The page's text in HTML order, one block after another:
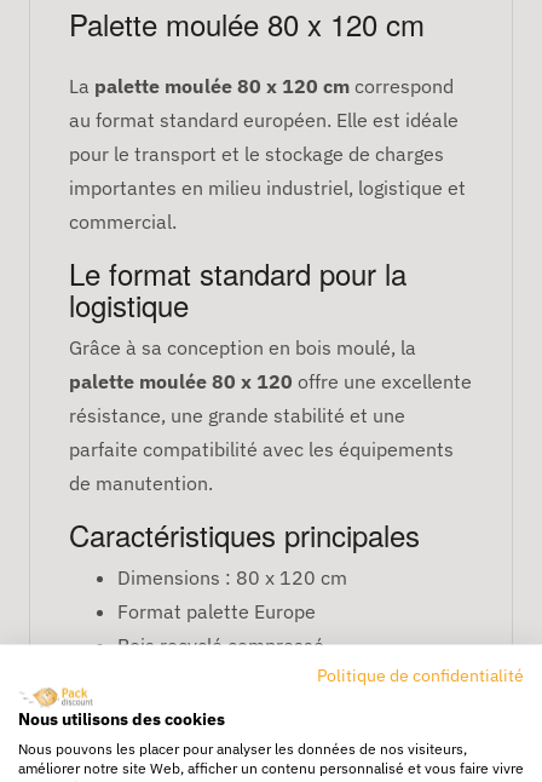
Palette moulée 80 x 120 cm
La palette moulée 80 x 120 cm correspond
au format standard européen. Elle est idéale
pour le transport et le stockage de charges
importantes en milieu industriel, logistique et
commercial.
Le format standard pour la
logistique
Grâce à sa conception en bois moulé, la
palette moulée 80 x 120 offre une excellente
résistance, une grande stabilité et une
parfaite compatibilité avec les équipements
de manutention.
Caractéristiques principales
Dimensions : 80 x 120 cm
Format palette Europe
Bois recyclé compressé
Conforme export NIMP15
FAQ – Palette moulée 80 x 120
cm
Politique de confidentialité
Nous utilisons des cookies
Nous pouvons les placer pour analyser les données de nos visiteurs,
améliorer notre site Web, afficher un contenu personnalisé et vous faire vivre